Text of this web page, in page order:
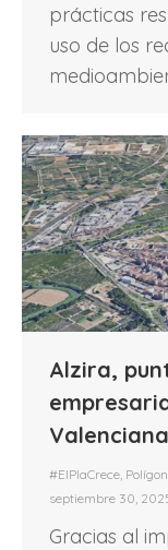
prácticas
uso de los
Alzira,
Valenciana
#ElPlaCrece
septiembre 30,
Gracias al